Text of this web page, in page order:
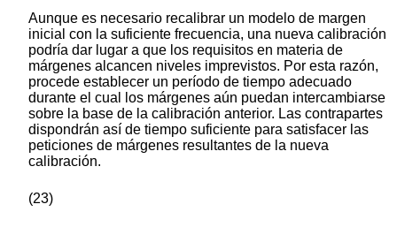
Aunque es necesario recalibrar un modelo de margen
inicial con la suficiente frecuencia, una nueva calibración
podría dar lugar a que los requisitos en materia de
márgenes alcancen niveles imprevistos. Por esta razón,
procede establecer un período de tiempo adecuado
durante el cual los márgenes aún puedan intercambiarse
sobre la base de la calibración anterior. Las contrapartes
dispondrán así de tiempo suficiente para satisfacer las
peticiones de márgenes resultantes de la nueva
calibración.
(23)